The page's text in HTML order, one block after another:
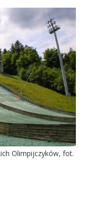
Olimpijczyków, fot.